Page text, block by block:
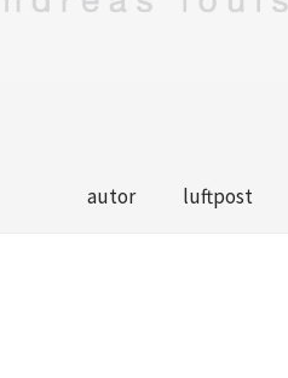
autor luftpost